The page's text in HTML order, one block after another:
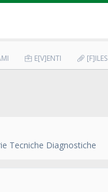
E[V]ENTI [F]ILES
Tecniche Diagnostiche